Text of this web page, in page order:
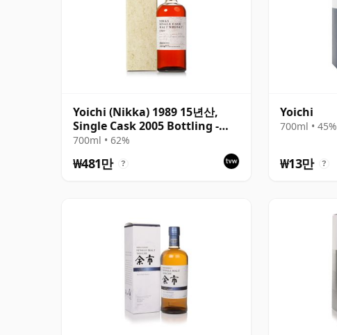
Yoichi (Nikka) 1989 15년산,
Single Cask 2005 Bottling -
Cask 127032 with Box
700ml • 62%
₩481만 ?
Yoichi
700ml • 45%
₩13만 ?